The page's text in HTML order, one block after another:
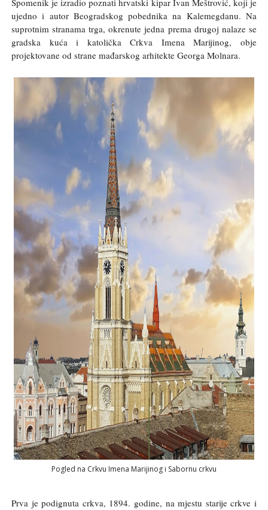
Spomenik je izradio poznati hrvatski kipar Ivan Meštrović, koji je
ujedno i autor Beogradskog pobednika na Kalemegdanu. Na
suprotnim stranama trga, okrenute jedna prema drugoj nalaze se
gradska kuća i katolička Crkva Imena Marijinog, obje
projektovane od strane mađarskog arhitekte Georga Molnara.
Pogled na Crkvu Imena Marijinog i Sabornu crkvu
Prva je podignuta crkva, 1894. godine, na mjestu starije crkve i